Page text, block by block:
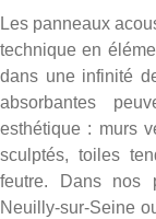
Les panneaux
technique en
dans une infinité
absorbantes
esthétique : murs
sculptés, toiles
feutre. Dans nos
Neuilly-sur-Seine